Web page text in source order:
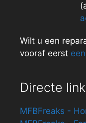
Wilt u een
vooraf eerst
Directe
MFBFreaks -